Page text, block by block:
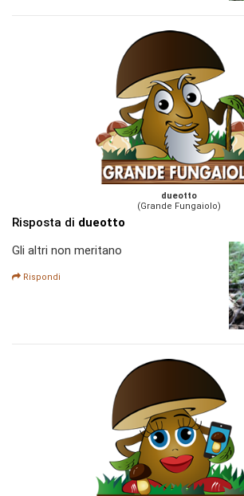
dueotto
(Grande Fungaiolo)
Risposta di dueotto
Gli altri non meritano
Rispondi